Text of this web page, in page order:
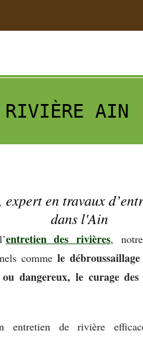
RIVIÈRE AIN
expert en travaux
dans l'Ain
entretien des rivières,
comme le
ou dangereux, le curage
entretien de rivière